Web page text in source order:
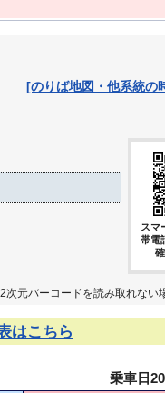
[のりば地図・他系統の
スマ
帯電
元バーコードを読み取れない
はこちら
乗車日